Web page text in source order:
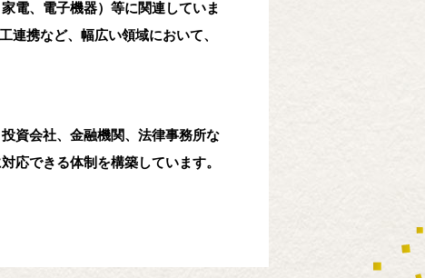
電、電子機器）等に関連していま
携など、幅広い領域において、
資会社、金融機関、法律事務所な
応できる体制を構築しています。